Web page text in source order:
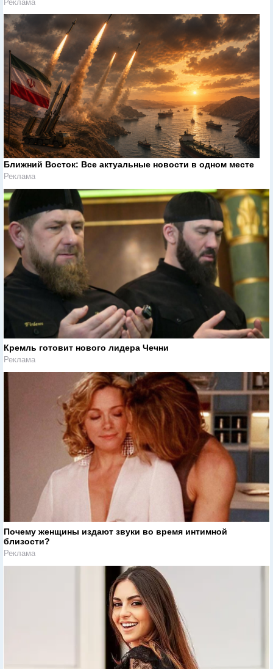
Реклама
Ближний Восток: Все актуальные новости в одном месте
Реклама
Кремль готовит нового лидера Чечни
Реклама
Почему женщины издают звуки во время интимной
близости?
Реклама